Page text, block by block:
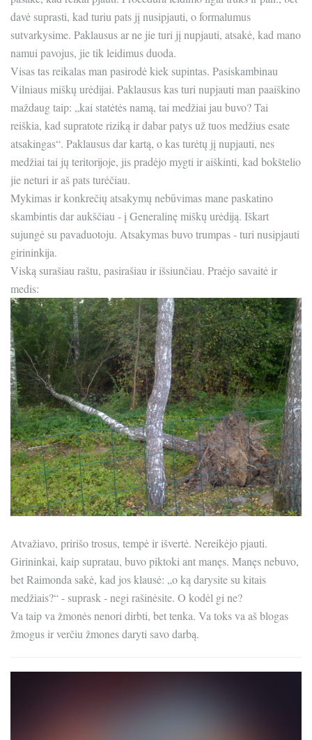
davė suprasti, kad turiu pats jį nusipjauti, o formalumus
sutvarkysime. Paklausus ar ne jie turi jį nupjauti, atsakė, kad mano
namui pavojus, jie tik leidimus duoda.
Visas tas reikalas man pasirodė kiek supintas. Pasiskambinau
Vilniaus miškų urėdijai. Paklausus kas turi nupjauti man paaiškino
maždaug taip: „kai statėtės namą, tai medžiai jau buvo? Tai
reiškia, kad supratote riziką ir dabar patys už tuos medžius esate
atsakingas“. Paklausus dar kartą, o kas turėtų jį nupjauti, nes
medžiai tai jų teritorijoje, jis pradėjo mygti ir aiškinti, kad bokštelio
jie neturi ir aš pats turėčiau.
Mykimas ir konkrečių atsakymų nebūvimas mane paskatino
skambintis dar aukščiau - į Generalinę miškų urėdiją. Iškart
sujungė su pavaduotoju. Atsakymas buvo trumpas - turi nusipjauti
girininkija.
Viską surašiau raštu, pasirašiau ir išsiunčiau. Praėjo savaitė ir
medis:
Atvažiavo, pririšo trosus, tempė ir išvertė. Nereikėjo pjauti.
Girininkai, kaip supratau, buvo piktoki ant manęs. Manęs nebuvo,
bet Raimonda sakė, kad jos klausė: „o ką darysite su kitais
medžiais?“ - suprask - negi rašinėsite. O kodėl gi ne?
Va taip va žmonės nenori dirbti, bet tenka. Va toks va aš blogas
žmogus ir verčiu žmones daryti savo darbą.